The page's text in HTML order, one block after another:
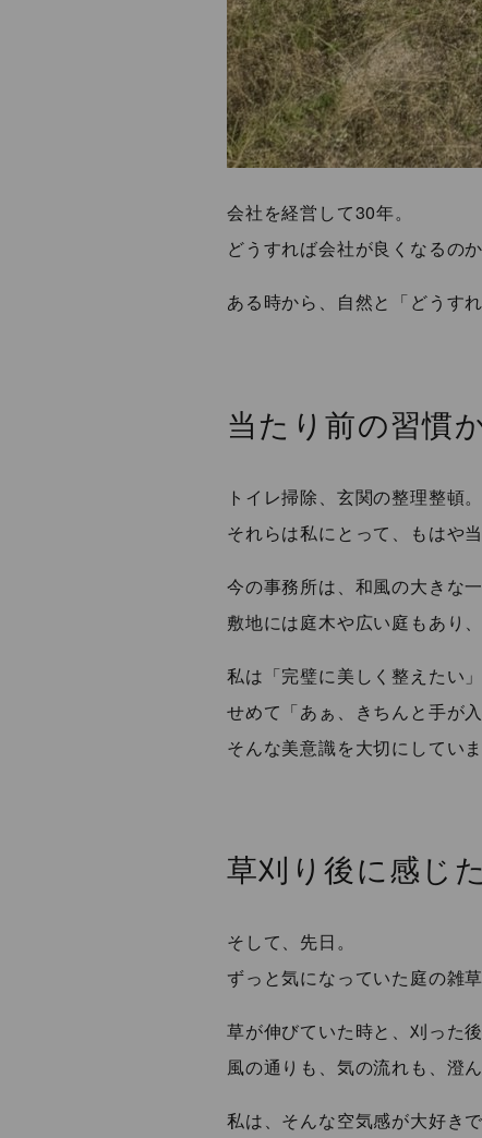
会社を経営して30年。
どうすれば会社が良くなるの
ある時から、自然と「どうす
当たり前の習慣
トイレ掃除、玄関の整理整頓。
それらは私にとって、もはや
今の事務所は、和風の大きな一
敷地には庭木や広い庭もあり
私は「完璧に美しく整えたい
せめて「あぁ、きちんと手が
そんな美意識を大切にしていま
草刈り後に感じ
そして、先日。
ずっと気になっていた庭の雑
草が伸びていた時と、刈った
風の通りも、気の流れも、澄
私は、そんな空気感が大好きで